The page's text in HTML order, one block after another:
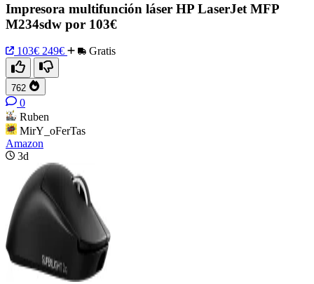
Impresora multifunción láser HP LaserJet MFP
M234sdw por 103€
103€ 249€ Gratis
762
0
Ruben
MirY_oFerTas
Amazon
3d